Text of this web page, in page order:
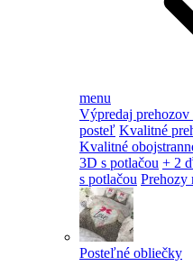
menu
Výpredaj prehozov
posteľ Kvalitné
Kvalitné
3D s potlačou + 2
s potlačou Prehozy
Posteľné obliečky